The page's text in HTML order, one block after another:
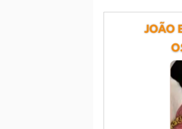
>> Legislação
Eleição ASAGOL
Sorteio de Vouchers